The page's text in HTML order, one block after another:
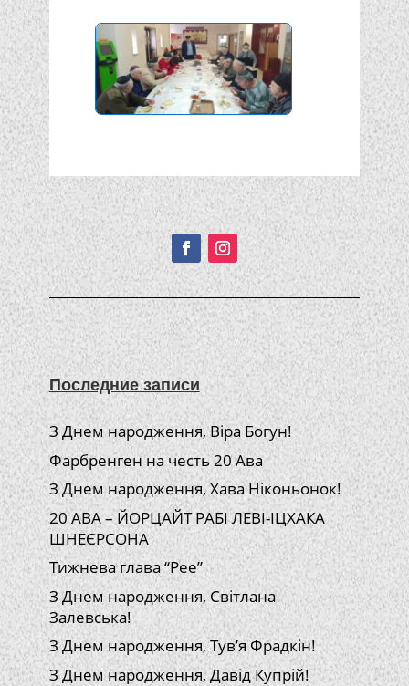
Подписывайтесь!
Последние записи
З Днем народження, Віра Богун!
Фарбренген на честь 20 Ава
З Днем народження, Хава Ніконьонок!
20 АВА – ЙОРЦАЙТ РАБІ ЛЕВІ-ІЦХАКА
ШНЕЄРСОНА
Тижнева глава “Рее”
З Днем народження, Світлана
Залевська!
З Днем народження, Тув’я Фрадкін!
З Днем народження, Давід Купрій!